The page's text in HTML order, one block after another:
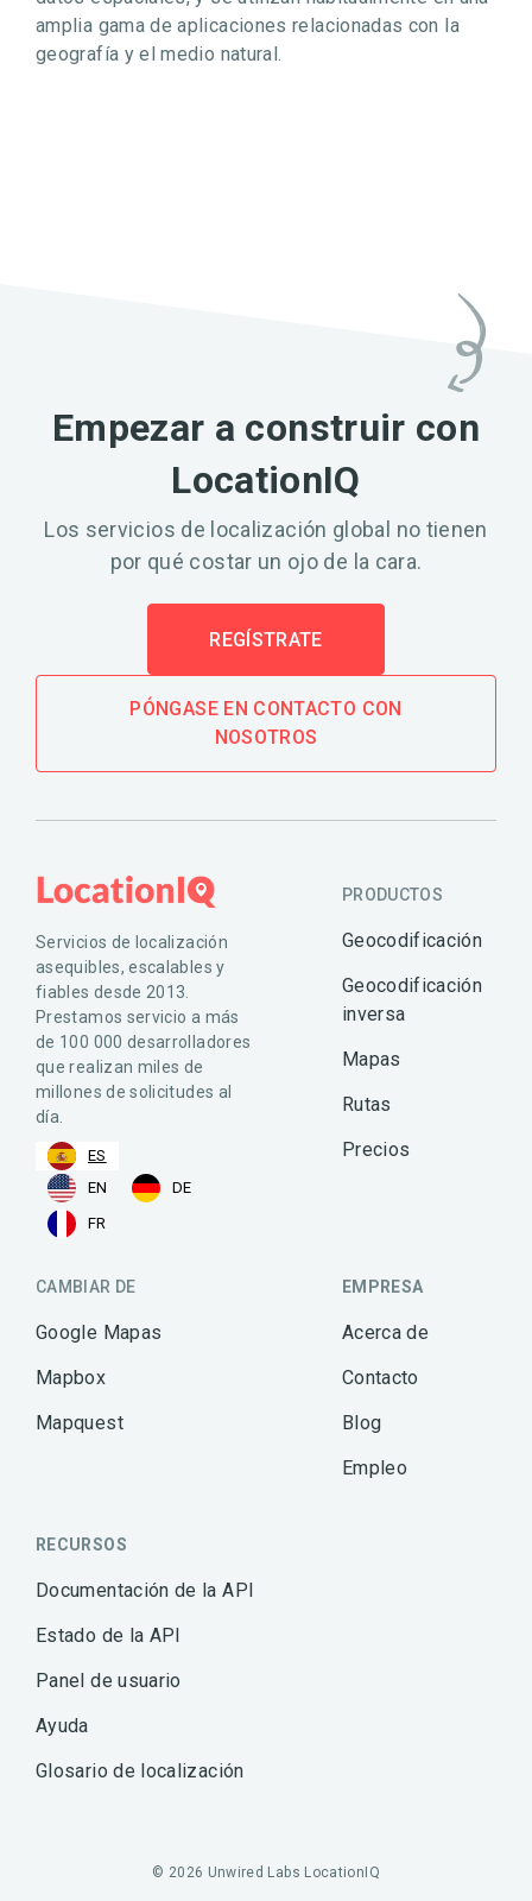
amplia gama de aplicaciones relacionadas con la
geografía y el medio natural.
Empezar a construir con
LocationIQ
Los servicios de localización global no tienen
por qué costar un ojo de la cara.
REGÍSTRATE
PÓNGASE EN CONTACTO CON
NOSOTROS
Servicios de localización
asequibles, escalables y
fiables desde 2013.
Prestamos servicio a más
de 100 000 desarrolladores
que realizan miles de
millones de solicitudes al
día.
ES
EN
DE
FR
PRODUCTOS
Geocodificación
Geocodificación
inversa
Mapas
Rutas
Precios
CAMBIAR DE
Google Mapas
Mapbox
Mapquest
EMPRESA
Acerca de
Contacto
Blog
Empleo
RECURSOS
Documentación de la API
Estado de la API
Panel de usuario
Ayuda
Glosario de localización
© 2026 Unwired Labs LocationIQ